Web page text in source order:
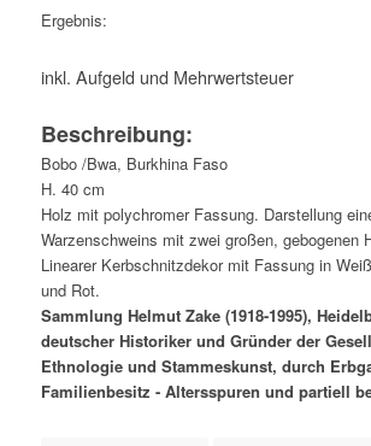
Ergebnis:
inkl. Aufgeld und Mehrwertsteuer
Beschreibung:
Bobo /Bwa, Burkhina Faso
H. 40 cm
Holz mit polychromer Fassung. Darstellung
Warzenschweins mit zwei großen, gebogenen
Linearer Kerbschnitzdekor mit Fassung in
und Rot.
Sammlung Helmut Zake (1918-1995),
deutscher Historiker und Gründer der
Ethnologie und Stammeskunst, durch
Familienbesitz - Altersspuren und partiell